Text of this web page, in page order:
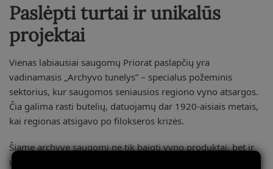
Paslėpti turtai ir unikalūs
projektai
Vienas labiausiai saugomų Priorat paslapčių yra
vadinamasis „Archyvo tunelys” – specialus požeminis
sektorius, kur saugomos seniausios regiono vyno atsargos.
Čia galima rasti butelių, datuojamų dar 1920-aisiais metais,
kai regionas atsigavo po filokseros krizės.
Šiame archyve saugomi ne tik baigti vyno produktai, bet ir
unikalūs